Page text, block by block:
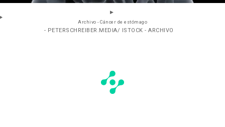
Archivo - Cáncer de estómago
- PETERSCHREIBER.MEDIA/ ISTOCK - ARCHIVO